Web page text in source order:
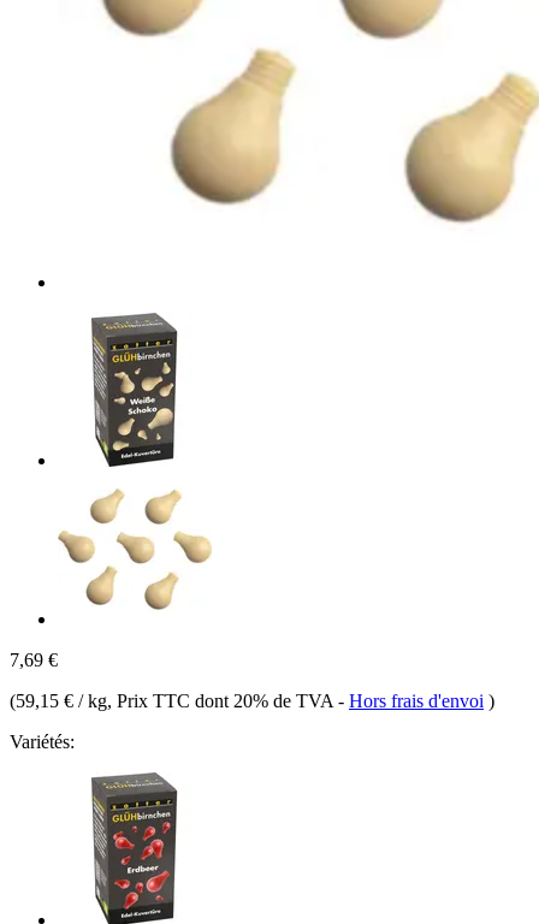
7,69 €
(59,15 € / kg, Prix TTC dont 20% de TVA - Hors frais d'envoi )
Variétés: